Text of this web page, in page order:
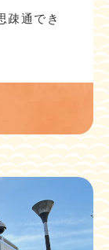
疎通でき